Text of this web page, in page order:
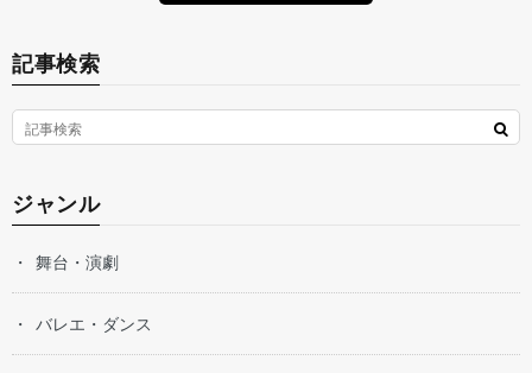
記事検索
ジャンル
舞台・演劇
バレエ・ダンス